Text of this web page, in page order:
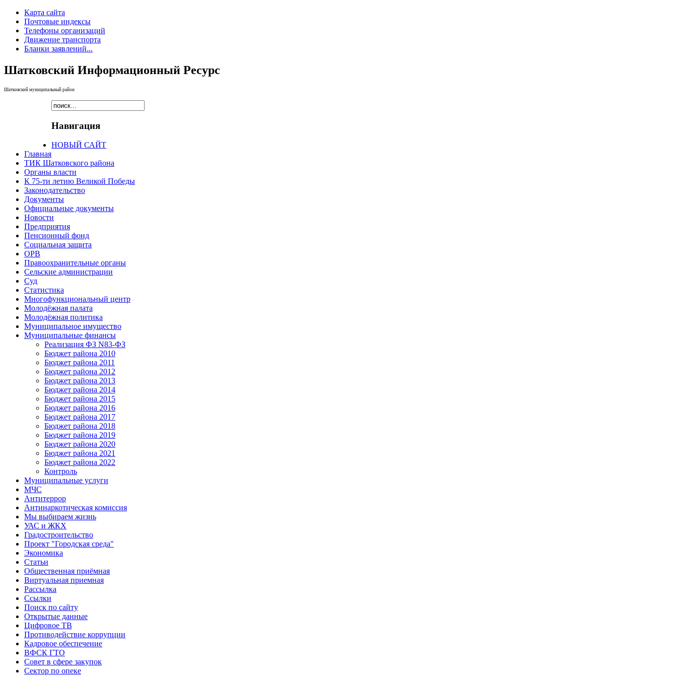
Карта сайта
Почтовые индексы
Телефоны организаций
Движение транспорта
Бланки заявлений...
Шатковский Информационный Ресурс
Шатковский муниципальный район
Навигация
НОВЫЙ САЙТ
Главная
ТИК Шатковского района
Органы власти
К 75-ти летию Великой Победы
Законодательство
Документы
Официальные документы
Новости
Предприятия
Пенсионный фонд
Социальная защита
ОРВ
Правоохранительные органы
Сельские администрации
Суд
Статистика
Многофункциональный центр
Молодёжная палата
Молодёжная политика
Муниципальное имущество
Муниципальные финансы
Реализация ФЗ N83-ФЗ
Бюджет района 2010
Бюджет района 2011
Бюджет района 2012
Бюджет района 2013
Бюджет района 2014
Бюджет района 2015
Бюджет района 2016
Бюджет района 2017
Бюджет района 2018
Бюджет района 2019
Бюджет района 2020
Бюджет района 2021
Бюджет района 2022
Контроль
Муниципальные услуги
МЧС
Антитеррор
Антинаркотическая комиссия
Мы выбираем жизнь
УАС и ЖКХ
Градостроительство
Проект "Городская среда"
Экономика
Статьи
Общественная приёмная
Виртуальная приемная
Рассылка
Ссылки
Поиск по сайту
Открытые данные
Цифровое ТВ
Противодействие коррупции
Кадровое обеспечение
ВФСК ГТО
Совет в сфере закупок
Сектор по опеке